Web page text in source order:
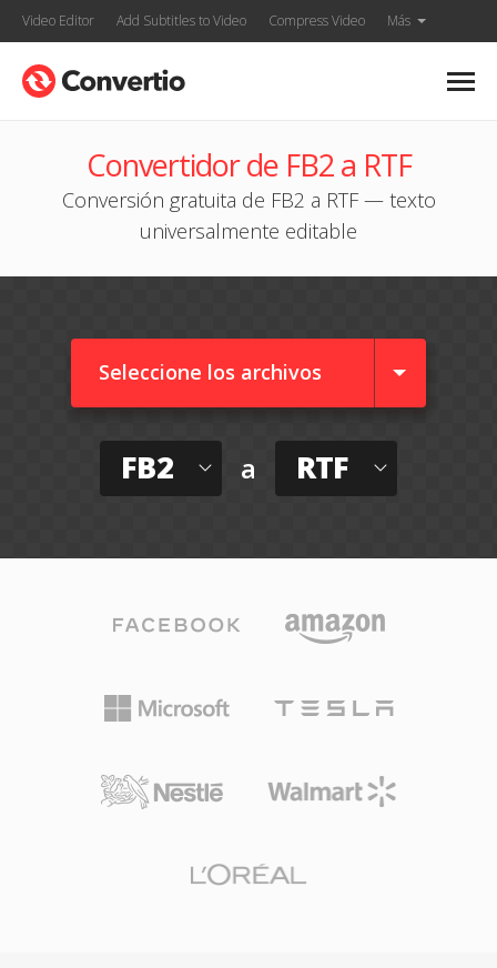
Video Editor Add Subtitles to Video Compress Video Más
Convertidor de FB2 a RTF
Conversión gratuita de FB2 a RTF — texto
universalmente editable
Seleccione los archivos
FB2 a RTF